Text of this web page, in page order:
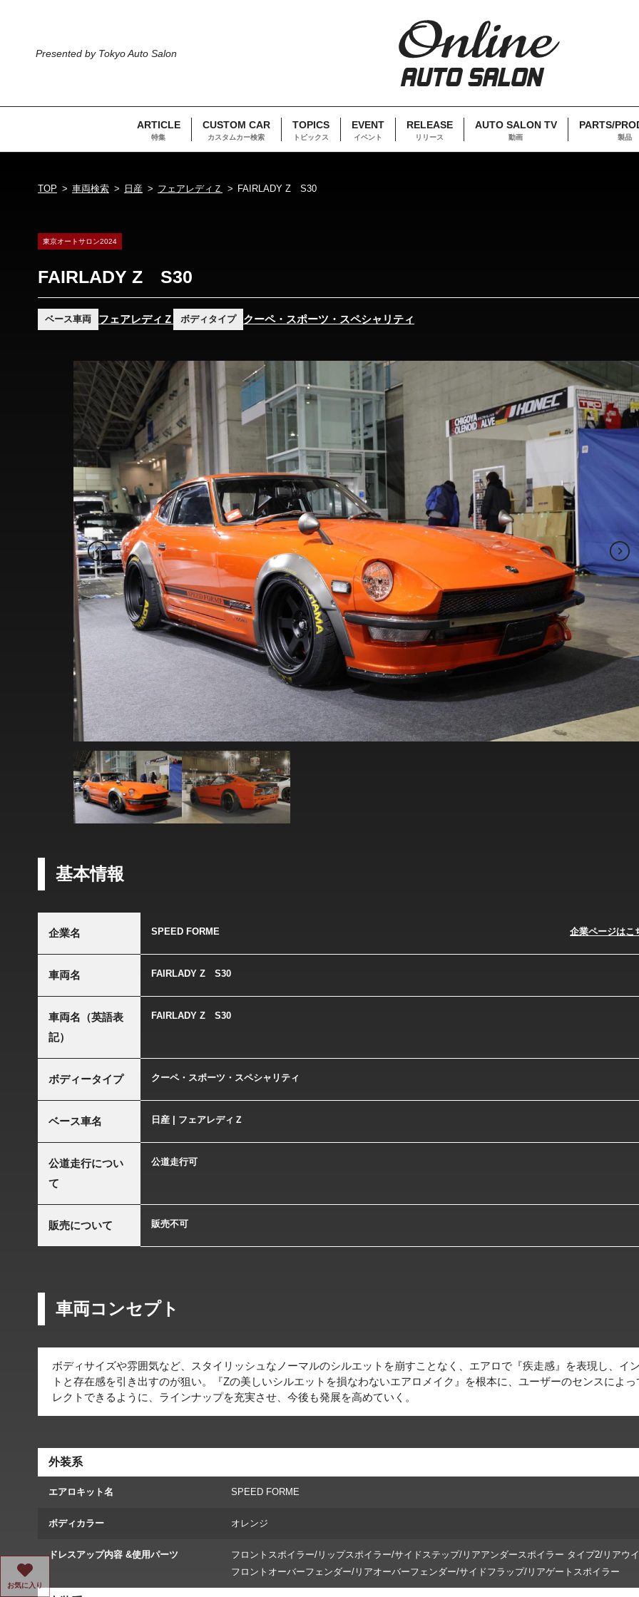
Presented by Tokyo Auto Salon
ARTICLE
特集
CUSTOM CAR
カスタムカー検索
TOPICS
トピックス
EVENT
イベント
RELEASE
リリース
AUTO SALON TV
動画
PARTS/
製品
TOP 車両検索 日産 フェアレディＺ FAIRLADY Z S30
東京オートサロン2024
FAIRLADY Z S30
ベース車両 フェアレディＺ ボディタイプ クーペ・スポーツ・スペシャリティ
基本情報
企業名 SPEED FORME 企業ページはこ
車両名 FAIRLADY Z S30
車両名（英語表
記）
FAIRLADY Z S30
ボディータイプ クーペ・スポーツ・スペシャリティ
ベース車名 日産 | フェアレディＺ
公道走行につい
て
公道走行可
販売について 販売不可
車両コンセプト
ボディサイズや雰囲気など、スタイリッシュなノーマルのシルエットを崩すことなく、エアロで『疾走感』を表現し、イ
トと存在感を引き出すのが狙い。『Zの美しいシルエットを損なわないエアロメイク』を根本に、ユーザーのセンスによっ
レクトできるように、ラインナップを充実させ、今後も発展を高めていく。
外装系
エアロキット名 SPEED FORME
ボディカラー オレンジ
ドレスアップ内容 &使用パーツ
フロントスポイラー/リップスポイラー/サイドステップ/リアアンダースポイラー タイプ2/リアウ
フロントオーバーフェンダー/リアオーバーフェンダー/サイドフラップ/リアゲートスポイラー
お気に入り